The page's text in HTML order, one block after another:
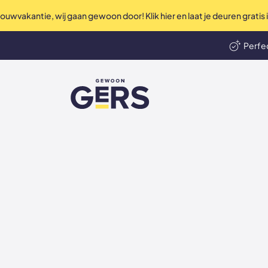
wij gaan gewoon door! Klik hier en laat je deuren
GewoonGers